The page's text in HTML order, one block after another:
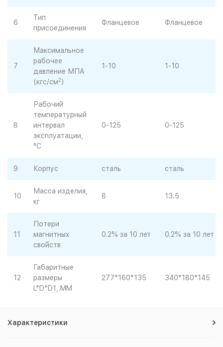
6
Тип
присоединения
Фланцевое Фланцевое
7
Максимальное
рабочее
давление МПА
(кгс/см2)
1-10 1-10
8
Рабочий
температурный
интервал
эксплуатации,
°С
0-125 0-125
9 Корпус сталь сталь
10
Масса изделия,
кг
8 13.5
11
Потери
магнитных
свойств
0.2% за 10 лет 0.2% за 10 лет
12
Габаритные
размеры
L*D*D1,.MM
277*160*135 340*180*145
Характеристики